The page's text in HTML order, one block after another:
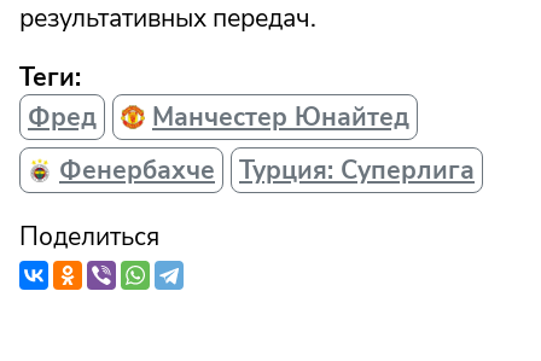
результативных передач.
Теги:
Фред
Манчестер Юнайтед
Фенербахче
Турция: Суперлига
Поделиться